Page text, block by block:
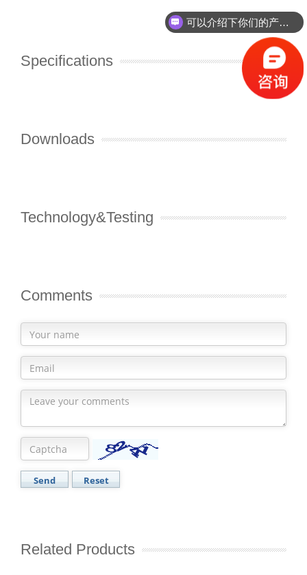
Specifications
Downloads
Technology&Testing
Comments
Related Products
可以介绍下你们的产品么？
你们是怎么收费的呢？